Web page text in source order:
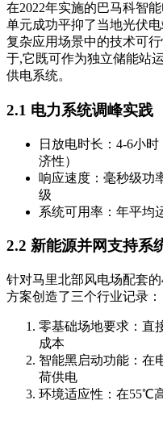
在2022年实施的巴马科智
单元成功平抑了当地光伏
复杂应用场景中的技术可
于,它既可作为独立储能站
供电系统。
2.1 电力系统调峰实践
日放电时长：4-6小
济性）
响应速度：毫秒级功
级
系统可用率：年平均
2.2 新能源并网支持系
针对马里北部风电场配套
方案创造了三个行业记录：
零基础场地要求：直
成本
智能黑启动功能：在
荷供电
环境适应性：在55℃